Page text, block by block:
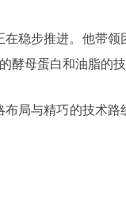
稳步推进。他带领
酵母蛋白和油脂的技
局与精巧的技术